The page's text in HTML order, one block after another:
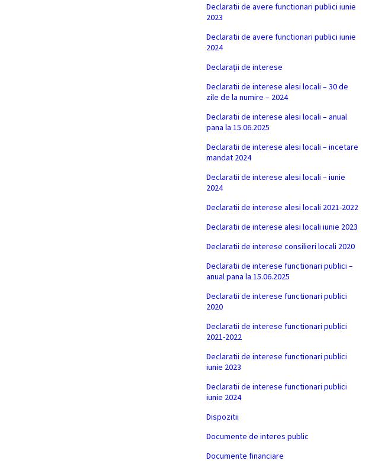
Declaratii de avere functionari publici iunie
2023
Declaratii de avere functionari publici iunie
2024
Declarații de interese
Declaratii de interese alesi locali – 30 de
zile de la numire – 2024
Declaratii de interese alesi locali – anual
pana la 15.06.2025
Declaratii de interese alesi locali – incetare
mandat 2024
Declaratii de interese alesi locali – iunie
2024
Declaratii de interese alesi locali 2021-2022
Declaratii de interese alesi locali iunie 2023
Declaratii de interese consilieri locali 2020
Declaratii de interese functionari publici –
anual pana la 15.06.2025
Declaratii de interese functionari publici
2020
Declaratii de interese functionari publici
2021-2022
Declaratii de interese functionari publici
iunie 2023
Declaratii de interese functionari publici
iunie 2024
Dispozitii
Documente de interes public
Documente financiare